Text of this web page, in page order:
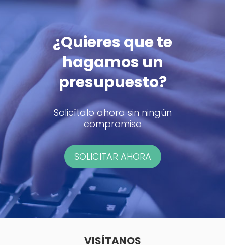
¿Quieres que te
hagamos un
presupuesto?
Solicítalo ahora sin ningún
compromiso
SOLICITAR AHORA
VISÍTANOS